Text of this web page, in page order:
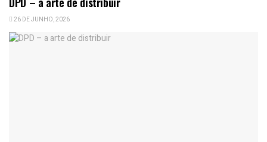
26 DE JUNHO, 2026